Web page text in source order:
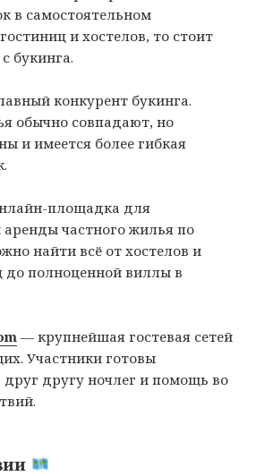
в самостоятельном
и хостелов, то стоит
букинга.
конкурент букинга.
обычно совпадают, но
и имеется более гибкая
площадка для
аренды частного жилья по
найти всё от хостелов и
до полноценной виллы в
— крупнейшая гостевая сетей
Участники готовы
друг другу ночлег и помощь во